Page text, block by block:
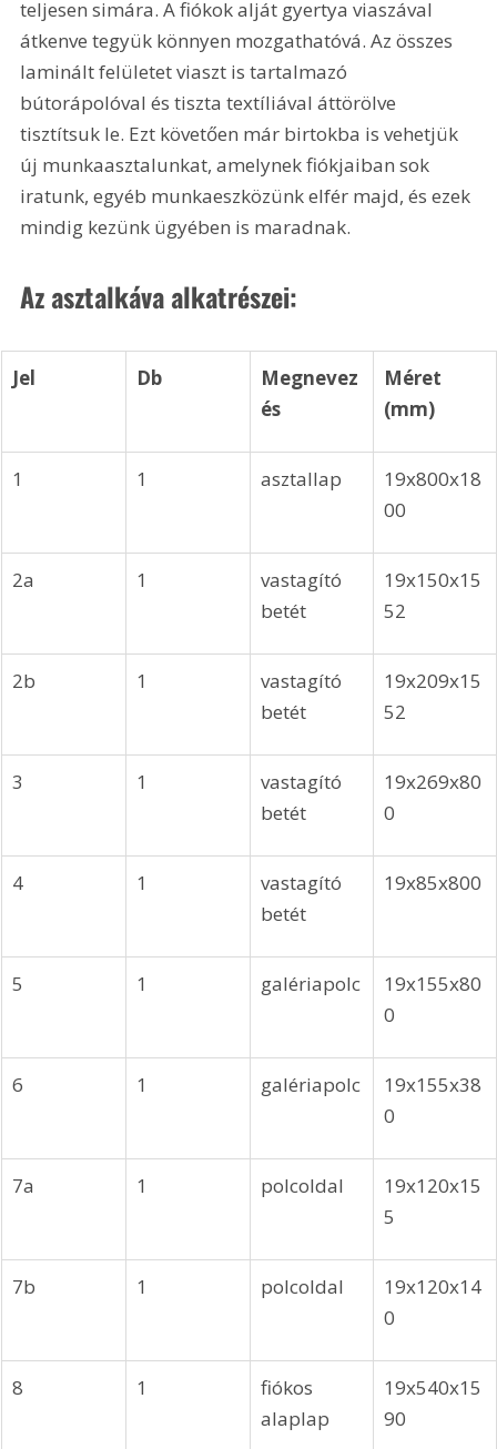
teljesen simára. A fiókok alját gyertya viaszával
átkenve tegyük könnyen mozgathatóvá. Az összes
laminált felületet viaszt is tartalmazó
bútorápolóval és tiszta textíliával áttörölve
tisztítsuk le. Ezt követően már birtokba is vehetjük
új munkaasztalunkat, amelynek fiókjaiban sok
iratunk, egyéb munkaeszközünk elfér majd, és ezek
mindig kezünk ügyében is maradnak.
Az asztalkáva alkatrészei:
Jel Db
Megnevez
és
Méret
(mm)
1 1 asztallap
19x800x18
00
2a 1
vastagító
betét
19x150x15
52
2b 1
vastagító
betét
19x209x15
52
3 1
vastagító
betét
19x269x80
0
4 1
vastagító
betét
19x85x800
5 1 galériapolc
19x155x80
0
6 1 galériapolc
19x155x38
0
7a 1 polcoldal
19x120x15
5
7b 1 polcoldal
19x120x14
0
8 1
fiókos
alaplap
19x540x15
90